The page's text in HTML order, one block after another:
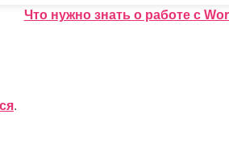
Что нужно знать о работе с
.